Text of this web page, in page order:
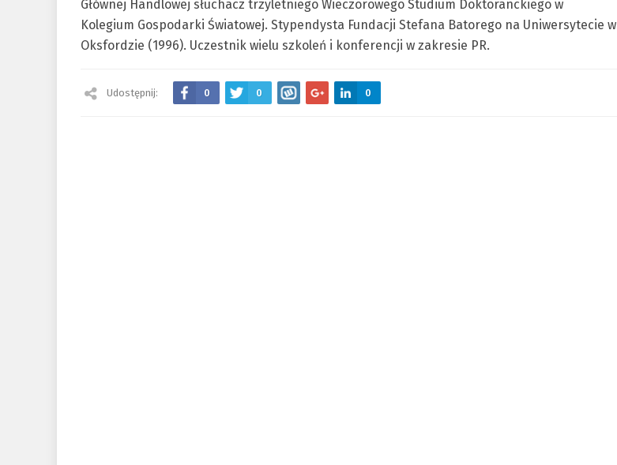
Głównej Handlowej słuchacz trzyletniego Wieczorowego Studium Doktoranckiego w
Kolegium Gospodarki Światowej. Stypendysta Fundacji Stefana Batorego na Uniwersytecie w
Oksfordzie (1996). Uczestnik wielu szkoleń i konferencji w zakresie PR.
Udostępnij: 0 0 0